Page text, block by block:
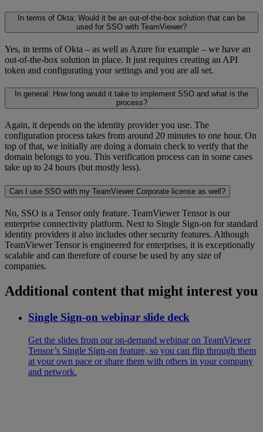
In terms of Okta: Would it be an out-of-the-box solution that can be
used for SSO with TeamViewer?
Yes, in terms of Okta – as well as Azure for example – we have an
out-of-the-box solution in place. It just requires creating an API
token and configurating your settings and you are all set.
In general: How long would it take to implement SSO and what is the
process?
Again, it depends on the identity provider you use. The
configuration process takes from around 20 minutes to one hour. On
top of that, we initially are doing a domain check to verify that the
domain belongs to you. This verification process can in some cases
take up to 24 hours (but mostly less).
Can I use SSO with my TeamViewer Corporate license as well?
No, SSO is a Tensor only feature. TeamViewer Tensor is our
enterprise connectivity platform. Next to Single Sign-on for standard
identity providers it also includes other security features. Although
TeamViewer Tensor is engineered for enterprises, it is exceptionally
scalable and can therefore of course be used by any size of
companies.
Additional content that might interest you
Single Sign-on webinar slide deck
Get the slides from our on-demand webinar on TeamViewer
Tensor’s Single Sign-on feature, so you can flip through them
at your own pace or share them with others in your company
and network.